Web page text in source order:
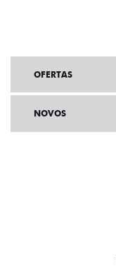
OFERTAS
NOVOS